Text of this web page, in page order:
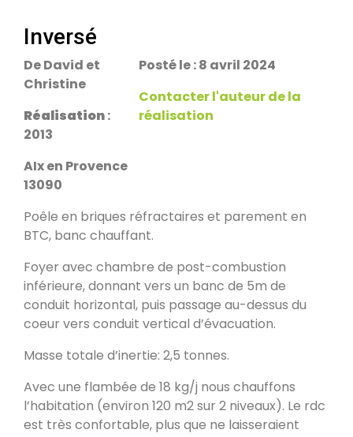
Rans 39700
PDM Yoloxalis
Les Salelles 48230
Poêle et banc
Granville 50400
PDM modèle S
Urmatt 67280
Devay 58300
Inversé
De David et
Christine
Réalisation:
2013
AIx en Provence
13090
Posté le : 8 avril 2024
Contacter l'auteur de la
réalisation
Poêle en briques réfractaires et parement en
BTC, banc chauffant.
Foyer avec chambre de post-combustion
inférieure, donnant vers un banc de 5m de
conduit horizontal, puis passage au-dessus du
coeur vers conduit vertical d’évacuation.
Masse totale d’inertie: 2,5 tonnes.
Avec une flambée de 18 kg/j nous chauffons
l’habitation (environ 120 m2 sur 2 niveaux). Le rdc
est très confortable, plus que ne laisseraient